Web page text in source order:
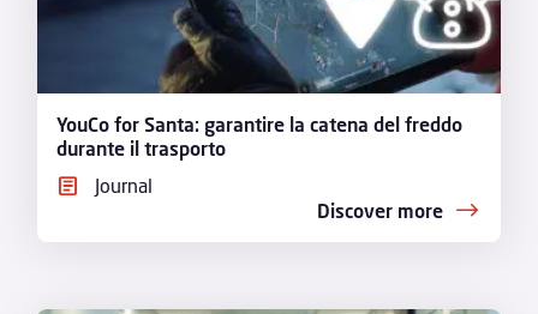
YouCo for Santa: garantire la catena del freddo
durante il trasporto
Journal
Discover more